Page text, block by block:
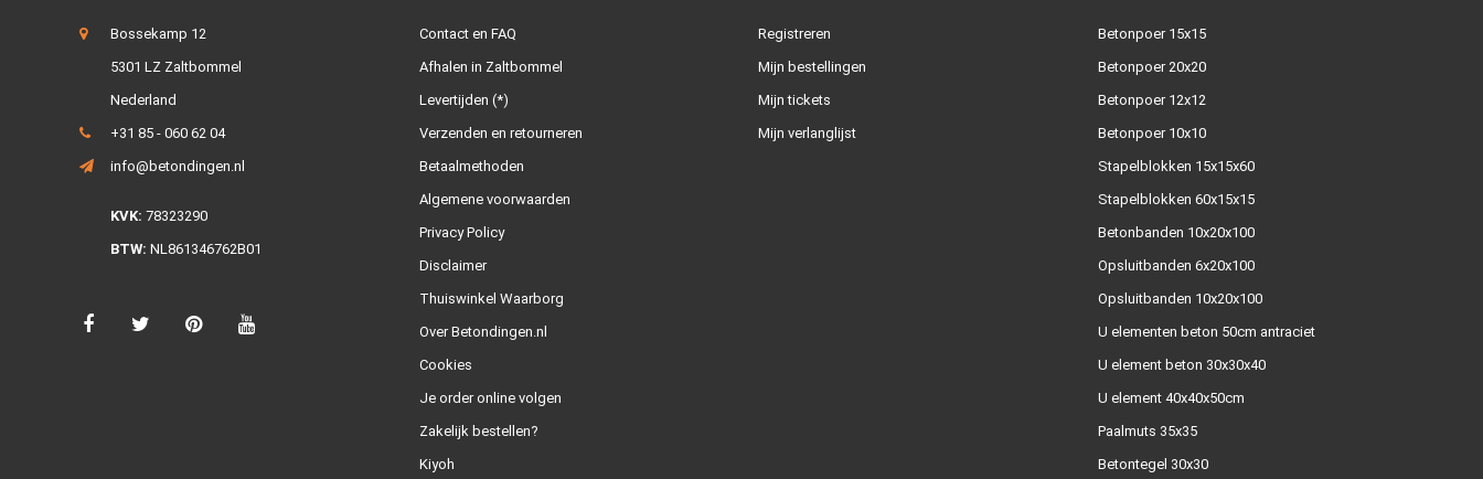
Bossekamp 12
5301 LZ Zaltbommel
Nederland
+31 85 - 060 62 04
info@betondingen.nl
KVK: 78323290
BTW: NL861346762B01
Contact en FAQ
Afhalen in Zaltbommel
Levertijden (*)
Verzenden en retourneren
Betaalmethoden
Algemene voorwaarden
Privacy Policy
Disclaimer
Thuiswinkel Waarborg
Over Betondingen.nl
Cookies
Je order online volgen
Zakelijk bestellen?
Kiyoh
Registreren
Mijn bestellingen
Mijn tickets
Mijn verlanglijst
Betonpoer 15x15
Betonpoer 20x20
Betonpoer 12x12
Betonpoer 10x10
Stapelblokken 15x15x60
Stapelblokken 60x15x15
Betonbanden 10x20x100
Opsluitbanden 6x20x100
Opsluitbanden 10x20x100
U elementen beton 50cm antraciet
U element beton 30x30x40
U element 40x40x50cm
Paalmuts 35x35
Betontegel 30x30